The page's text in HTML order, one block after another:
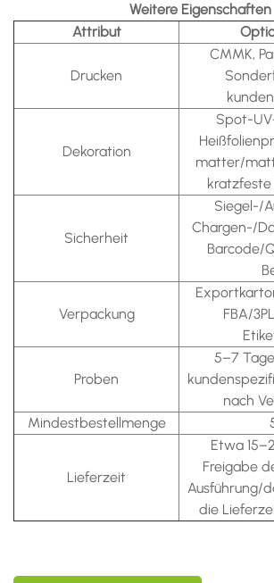
Weitere Eigenschaften
Attribut
Drucken
CMMK,
Dekoration
Spot-
matter/
kratzfeste
Sicherheit
Siegel-/
Chargen-/
Barcode/
Verpackung
FBA/
Proben
5–7
nach
Mindestbestellmenge
Lieferzeit
Etwa
Freigabe
Ausführung/
die